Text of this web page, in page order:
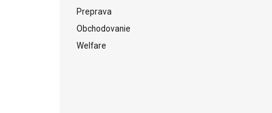
Preprava
Obchodovanie
Welfare